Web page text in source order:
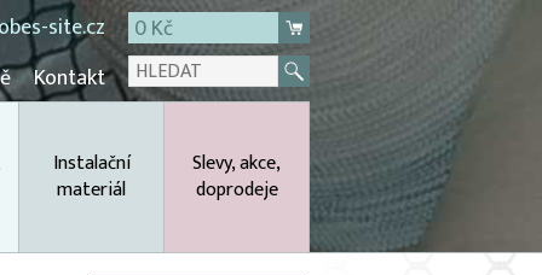
site.cz
0 Kč
Kontakt
Instalační
materiál
Slevy, akce,
doprodeje